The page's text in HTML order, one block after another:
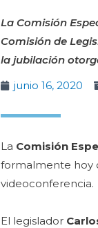
La Comisión
Comisión de
la jubilación
junio 16, 2020
La Comisión
formalmente hoy
videoconferencia.
El legislador